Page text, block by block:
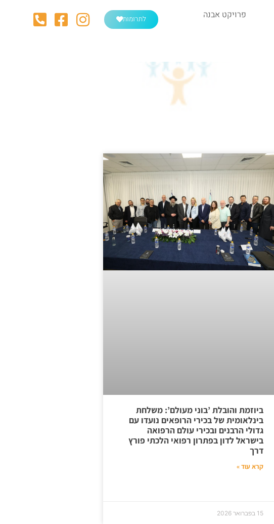
פרויקט אבנה
לתרומות
ביוזמת והובלת ’בוני מעולם’: משלחת
בינלאומית של בכירי הרופאים נועדו עם
גדולי הרבנים ובכירי עולם הרפואה
בישראל לדון בפתרון רפואי הלכתי פורץ
דרך
קרא עוד »
15 בפברואר 2026